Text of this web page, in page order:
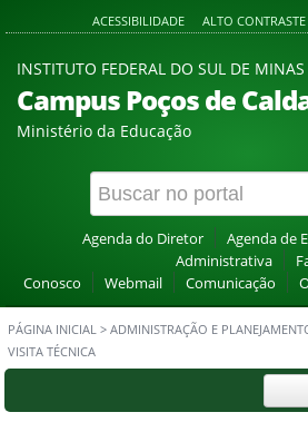
ACESSIBILIDADE ALTO CONTRASTE
INSTITUTO FEDERAL DO SUL DE MINAS
Campus Poços de
Ministério da Educação
Agenda do Diretor Agenda de
Administrativa
Conosco
Webmail Comunicação
PÁGINA INICIAL > ADMINISTRAÇÃO E
VISITA TÉCNICA